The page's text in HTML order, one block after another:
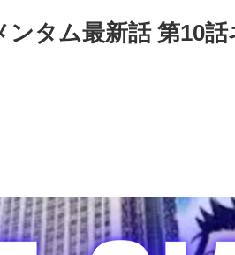
タム最新話 第10